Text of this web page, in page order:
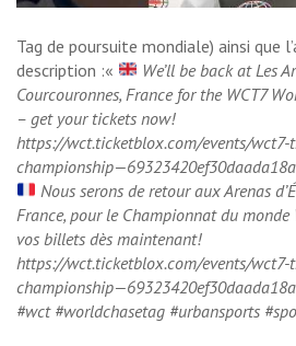
Tag de poursuite mondiale) ainsi que
description :«
We’ll be back at Les
Courcouronnes, France for the WCT7
– get your tickets now!
https://wct.ticketblox.com/events/
Nous serons de retour aux Arenas
France, pour le Championnat du monde
vos billets dès maintenant!
https://wct.ticketblox.com/events/
#wct #worldchasetag #urbansports